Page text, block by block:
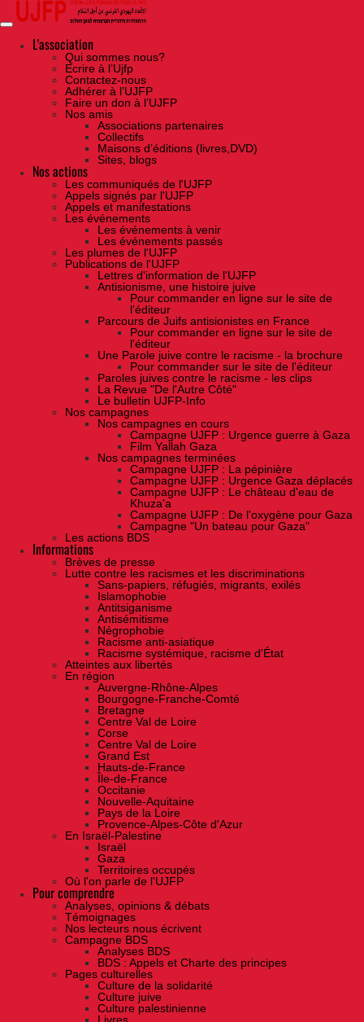
Skip
the
contentL'association
Qui sommes nous?
Ecrire à l’Ujfp
Contactez-nous
Adhérer à l’UJFP
Faire un don à l’UJFP
Nos amis
Associations partenaires
Collectifs
Maisons d’éditions (livres,DVD)
Sites, blogs
Nos actions
Les communiqués de l'UJFP
Appels signés par l'UJFP
Appels et manifestations
Les événements
Les événements à venir
Les événements passés
Les plumes de l'UJFP
Publications de l'UJFP
Lettres d'information de l'UJFP
Antisionisme, une histoire juive
Pour commander en ligne sur le site de
l'éditeur
Parcours de Juifs antisionistes en France
Pour commander en ligne sur le site de
l'éditeur
Une Parole juive contre le racisme - la brochure
Pour commander sur le site de l'éditeur
Paroles juives contre le racisme - les clips
La Revue "De l'Autre Côté"
Le bulletin UJFP-Info
Nos campagnes
Nos campagnes en cours
Campagne UJFP : Urgence guerre à Gaza
Film Yallah Gaza
Nos campagnes terminées
Campagne UJFP : La pépinière
Campagne UJFP : Urgence Gaza déplacés
Campagne UJFP : Le château d'eau de
Khuza'a
Campagne UJFP : De l'oxygène pour Gaza
Campagne "Un bateau pour Gaza"
Les actions BDS
Informations
Brèves de presse
Lutte contre les racismes et les discriminations
Sans-papiers, réfugiés, migrants, exilés
Islamophobie
Antitsiganisme
Antisémitisme
Négrophobie
Racisme anti-asiatique
Racisme systémique, racisme d'État
Atteintes aux libertés
En région
Auvergne-Rhône-Alpes
Bourgogne-Franche-Comté
Bretagne
Centre Val de Loire
Corse
Centre Val de Loire
Grand Est
Hauts-de-France
Île-de-France
Occitanie
Nouvelle-Aquitaine
Pays de la Loire
Provence-Alpes-Côte d'Azur
En Israël-Palestine
Israël
Gaza
Territoires occupés
Où l'on parle de l'UJFP
Pour comprendre
Analyses, opinions & débats
Témoignages
Nos lecteurs nous écrivent
Campagne BDS
Analyses BDS
BDS : Appels et Charte des principes
Pages culturelles
Culture de la solidarité
Culture juive
Culture palestinienne